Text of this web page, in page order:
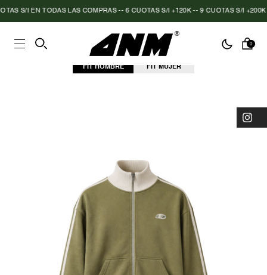
S/I EN TODAS LAS COMPRAS -- 6 CUOTAS S/I +120K -- 9 CUOTAS S/I +200K |
0
FIT HOMBRE FIT MUJER